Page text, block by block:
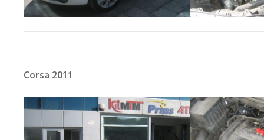
Corsa 2011